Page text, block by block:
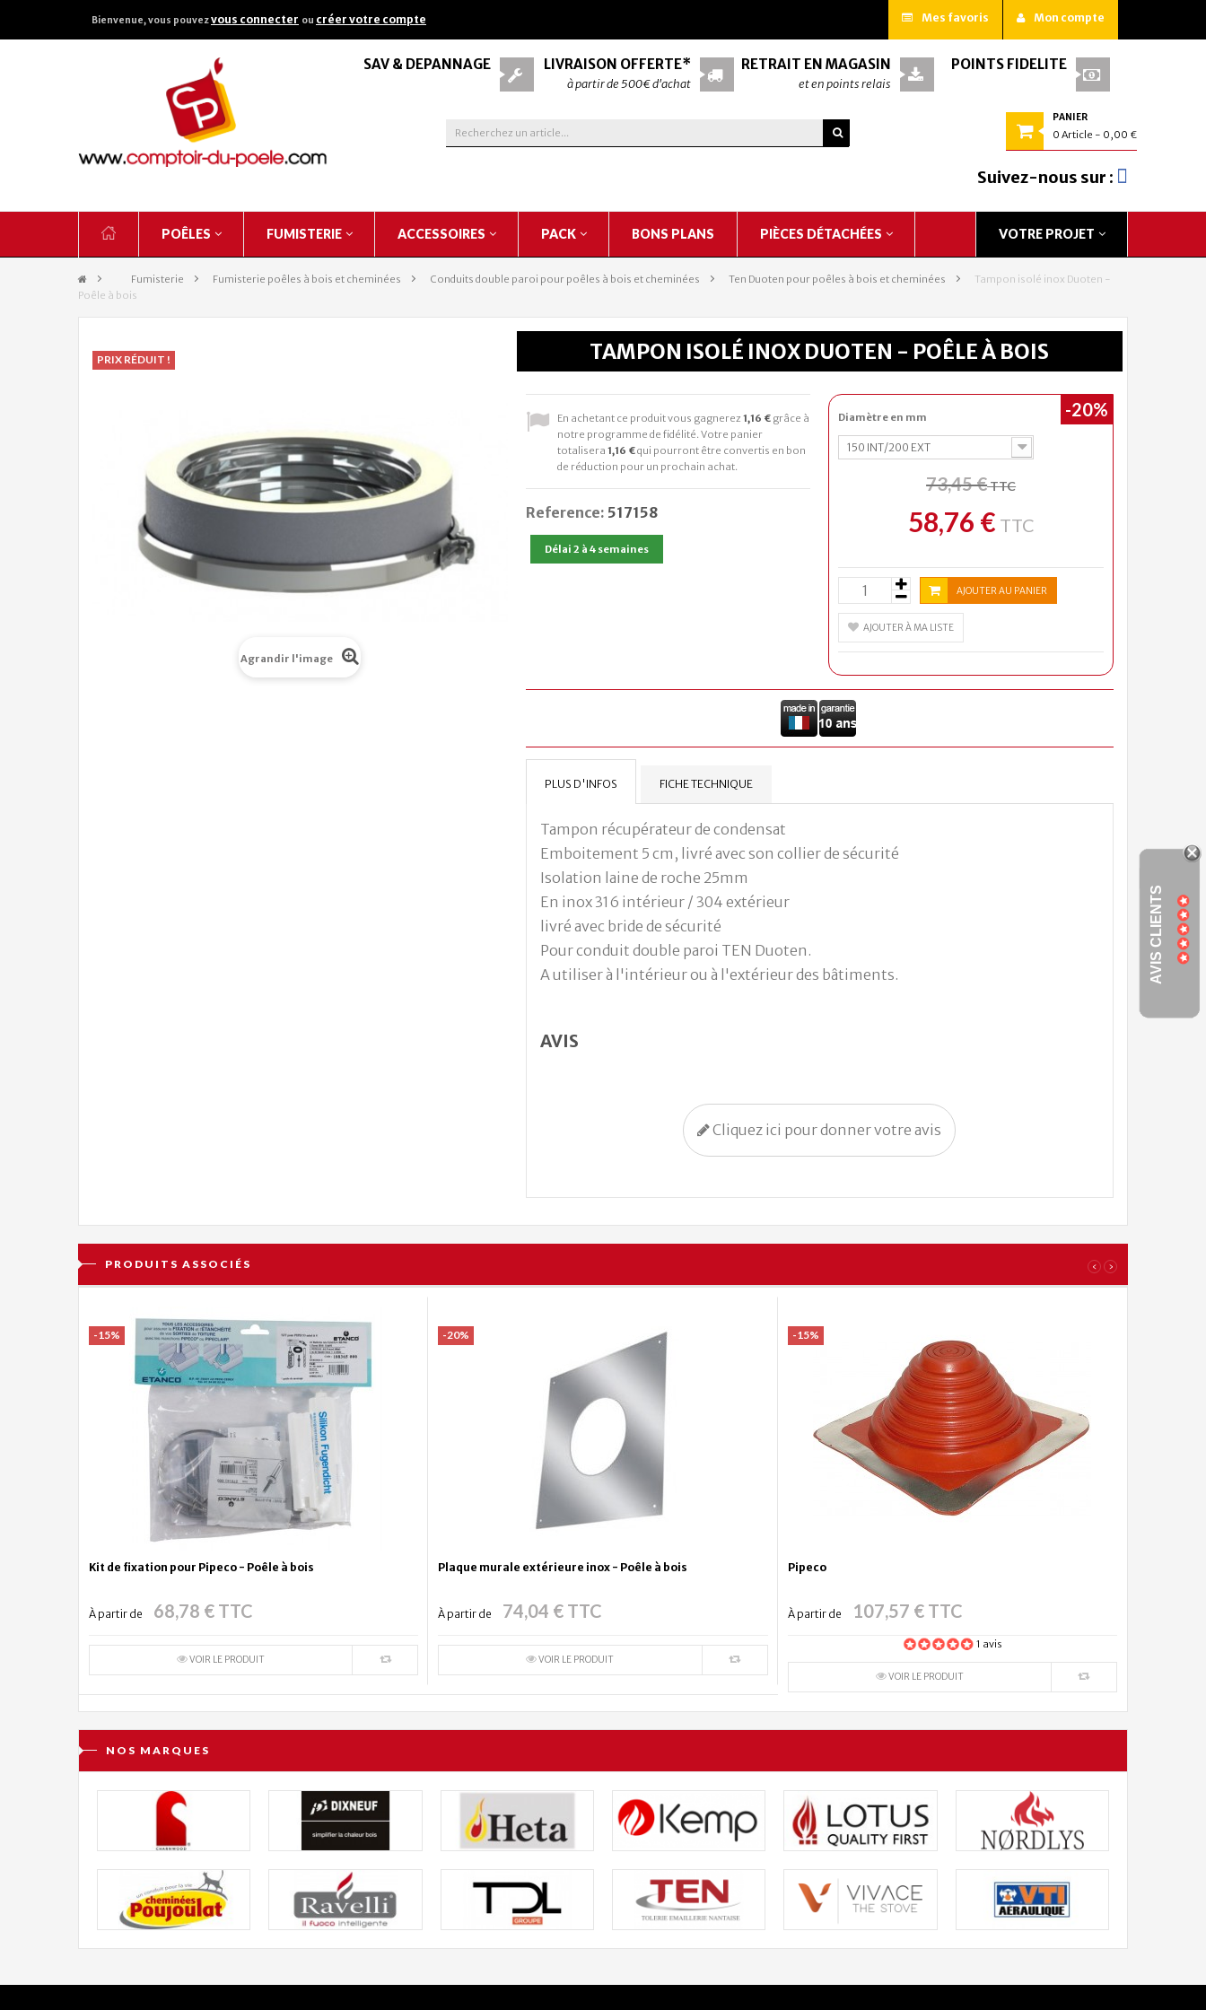
Bienvenue, vous pouvezvous connecter ou créer votre compte Mes favoris Mon compte
SAV & DÉPANNAGE LIVRAISON OFFERTE*
à partir de 500€ d'achat
RETRAIT EN MAGASIN
et en points relais
POINTS FIDÉLITÉ
PANIER
0 Article - 0,00 €
Suivez-nous sur :
POÊLES FUMISTERIE ACCESSOIRES PACK BONS PLANS PIÈCES DÉTACHÉES VOTRE PROJET
&gt; Fumisterie > Fumisterie poêles à bois et cheminées > Conduits double paroi pour poêles à bois et cheminées > Ten Duoten pour poêles à bois et cheminées >
Tampon isolé inox Duoten -
Poêle à bois
PRIX RÉDUIT !
Agrandir l'image
TAMPON ISOLÉ INOX DUOTEN - POÊLE À BOIS
En achetant ce produit vous gagnerez 1,16 €grâce à
notre programme de fidélité. Votre panier
totalisera 1,16 €qui pourront être convertis en bon
de réduction pour un prochain achat.
Reference: 517158
Délai 2 à 4 semaines
Diamètre en mm
150 INT/200 EXT
73,45 €TTC
-20%
58,76 € TTC
AJOUTER AU PANIER
AJOUTER À MA LISTE
PLUS D'INFOS FICHE TECHNIQUE
Tampon récupérateur de condensat
Emboitement 5 cm, livré avec son collier de sécurité
Isolation laine de roche 25mm
En inox 316 intérieur / 304 extérieur
livré avec bride de sécurité
Pour conduit double paroi TEN Duoten.
A utiliser à l'intérieur ou à l'extérieur des bâtiments.
AVIS
Cliquez ici pour donner votre avis
PRODUITS ASSOCIÉS ‹ ›
-15%
Kit de fixation pour Pipeco - Poêle à bois
À partir de 68,78 € TTC
VOIR LE PRODUIT
-20%
Plaque murale extérieure inox - Poêle à bois
À partir de 74,04 € TTC
VOIR LE PRODUIT
-15%
Pipeco
À partir de 107,57 € TTC
1 avis
VOIR LE PRODUIT
NOS MARQUES
AVIS CLIENTS